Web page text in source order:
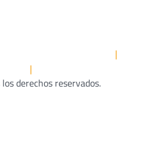
|
|
derechos reservados.